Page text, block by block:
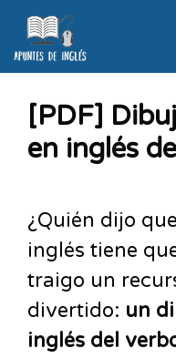
[PDF]
en inglés
¿Quién dijo
inglés tiene
traigo un
divertido: un
inglés del